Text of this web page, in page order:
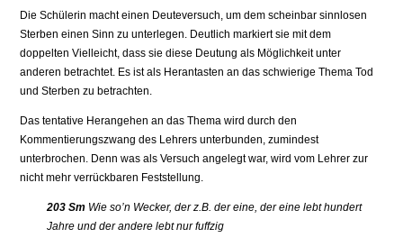
Die Schülerin macht einen Deuteversuch, um dem scheinbar sinnlosen
Sterben einen Sinn zu unterlegen. Deutlich markiert sie mit dem
doppelten Vielleicht, dass sie diese Deutung als Möglichkeit unter
anderen betrachtet. Es ist als Herantasten an das schwierige Thema Tod
und Sterben zu betrachten.
Das tentative Herangehen an das Thema wird durch den
Kommentierungszwang des Lehrers unterbunden, zumindest
unterbrochen. Denn was als Versuch angelegt war, wird vom Lehrer zur
nicht mehr verrückbaren Feststellung.
203 Sm Wie so’n Wecker, der z.B. der eine, der eine lebt hundert
Jahre und der andere lebt nur fuffzig